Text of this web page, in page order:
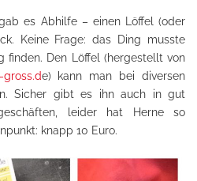
es Abhilfe – einen Löffel (oder
Keine Frage: das Ding musste
finden. Den Löffel (hergestellt von
e) kann man bei diversen
Sicher gibt es ihn auch in gut
leider hat Herne so
knapp 10 Euro.